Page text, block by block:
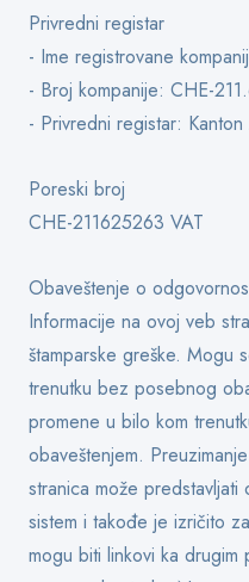
Privredni registar
- Ime registrovane
- Broj kompanije: CHE-
- Privredni registar:
Poreski broj
CHE-211625263 VAT
Obaveštenje o
Informacije na ovoj veb
štamparske greške. Mogu
trenutku bez posebnog
promene u bilo kom
obaveštenjem.
stranica može predstavljati
sistem i takođe je izričito
mogu biti linkovi ka drugim